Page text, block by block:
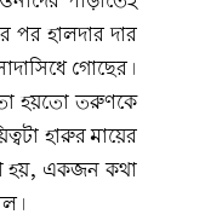
পর হালদার দার
গোছের।
হয়তো তরুণকে
হারুর মায়ের
হয়, একজন কথা